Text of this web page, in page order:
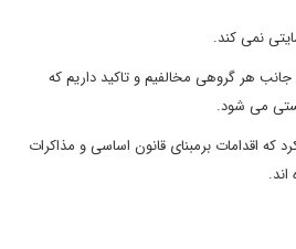
نمی کند.
هر گروهی مخالفیم و تاکید داریم که
می شود.
که اقدامات برمبنای قانون اساسی و مذاکرات